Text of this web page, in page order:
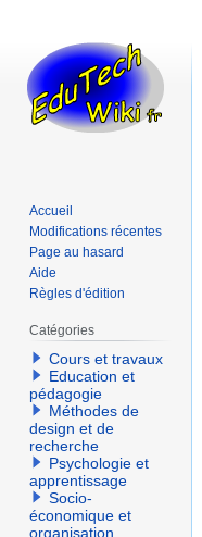
Accueil
Modifications récentes
Page au hasard
Aide
Règles d'édition
Catégories
Cours et travaux
Education et
pédagogie
Méthodes de
design et de
recherche
Psychologie et
apprentissage
Socio-
économique et
organisation